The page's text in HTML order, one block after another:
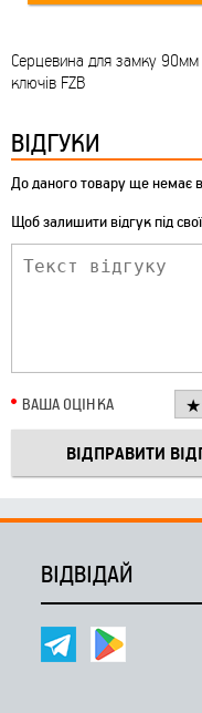
Серцевина для замку
ключів FZB
ВІДГУКИ
До даного товару ще немає
Щоб залишити відгук під
ВАША ОЦІНКА
ВІДВІДАЙ